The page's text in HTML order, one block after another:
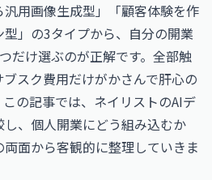
汎用画像生成型」「顧客体験を作
」の3タイプから、自分の開業
だけ選ぶのが正解です。全部触
スク費用だけがかさんで肝心の
の記事では、ネイリストのAIデ
、個人開業にどう組み込むか
面から客観的に整理していきま